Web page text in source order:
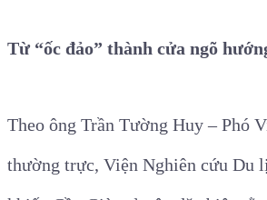
Từ “ốc đảo” thành cửa ngõ
Theo ông Trần Tường Huy – Phó
thường trực, Viện Nghiên cứu Du